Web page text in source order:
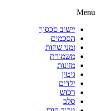
Menu
יישוב סכסוך
הסכמים
זמני שהות
משמורת
מזונות
גיטין
ילדים
רכוש
סלב